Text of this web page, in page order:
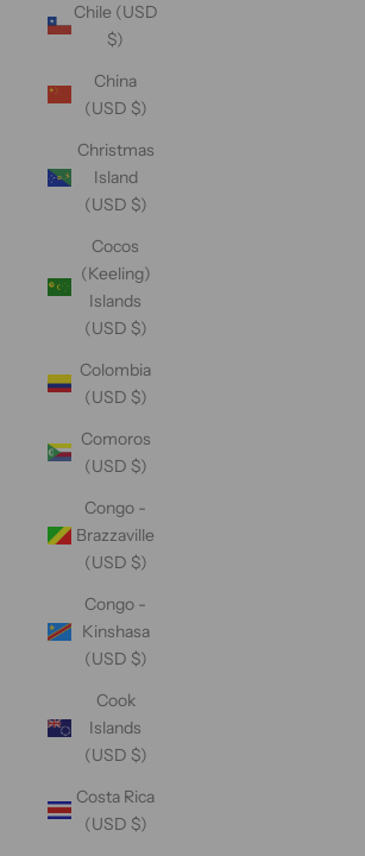
Chile (USD
$)
China
(USD $)
Christmas
Island
(USD $)
Cocos
(Keeling)
Islands
(USD $)
Colombia
(USD $)
Comoros
(USD $)
Congo -
Brazzaville
(USD $)
Congo -
Kinshasa
(USD $)
Cook
Islands
(USD $)
Costa Rica
(USD $)